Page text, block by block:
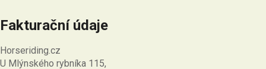
Fakturační údaje
Horseriding.cz
U Mlýnského rybníka 115,